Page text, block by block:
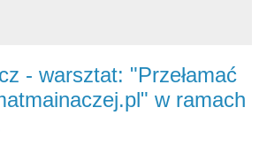
- warsztat: "Przełamać
w ramach